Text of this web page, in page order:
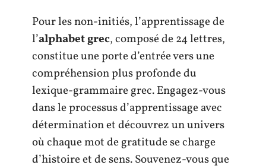
Pour les non-initiés, l’apprentissage de
l’alphabet grec, composé de 24 lettres,
constitue une porte d’entrée vers une
compréhension plus profonde du
lexique-grammaire grec. Engagez-vous
dans le processus d’apprentissage avec
détermination et découvrez un univers
où chaque mot de gratitude se charge
d’histoire et de sens. Souvenez-vous que